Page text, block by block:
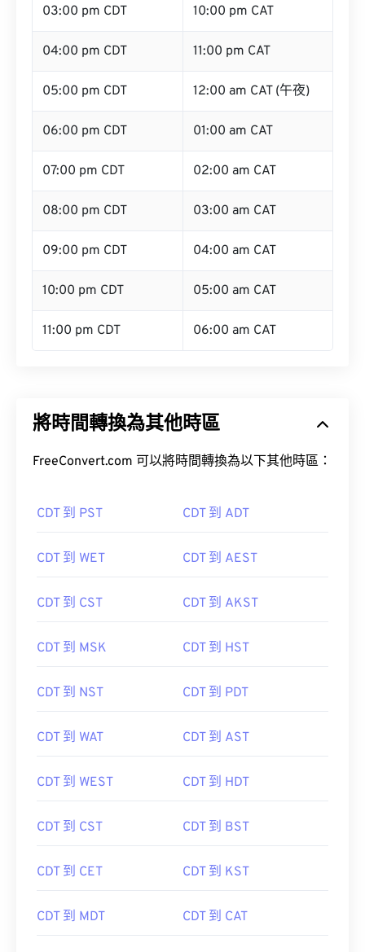
03:00 pm CDT 10:00 pm CAT
04:00 pm CDT 11:00 pm CAT
05:00 pm CDT 12:00 am CAT (午夜)
06:00 pm CDT 01:00 am CAT
07:00 pm CDT 02:00 am CAT
08:00 pm CDT 03:00 am CAT
09:00 pm CDT 04:00 am CAT
10:00 pm CDT 05:00 am CAT
11:00 pm CDT 06:00 am CAT
將時間轉換為其他時區
FreeConvert.com 可以將時間轉換為以下其他時區：
CDT 到 PST CDT 到 ADT
CDT 到 WET CDT 到 AEST
CDT 到 CST CDT 到 AKST
CDT 到 MSK CDT 到 HST
CDT 到 NST CDT 到 PDT
CDT 到 WAT CDT 到 AST
CDT 到 WEST CDT 到 HDT
CDT 到 CST CDT 到 BST
CDT 到 CET CDT 到 KST
CDT 到 MDT CDT 到 CAT